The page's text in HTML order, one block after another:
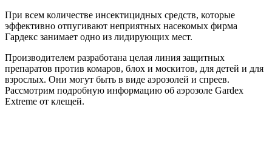
При всем количестве инсектицидных средств, которые
эффективно отпугивают неприятных насекомых фирма
Гардекс занимает одно из лидирующих мест.
Производителем разработана целая линия защитных
препаратов против комаров, блох и москитов, для детей и для
взрослых. Они могут быть в виде аэрозолей и спреев.
Рассмотрим подробную информацию об аэрозоле Gardex
Extreme от клещей.